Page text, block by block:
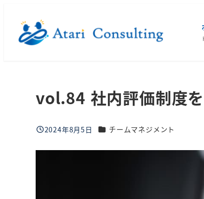
vol.84 社内評価制度
投稿日
2024年8月5日 ブログカテゴリー
チームマネジメント